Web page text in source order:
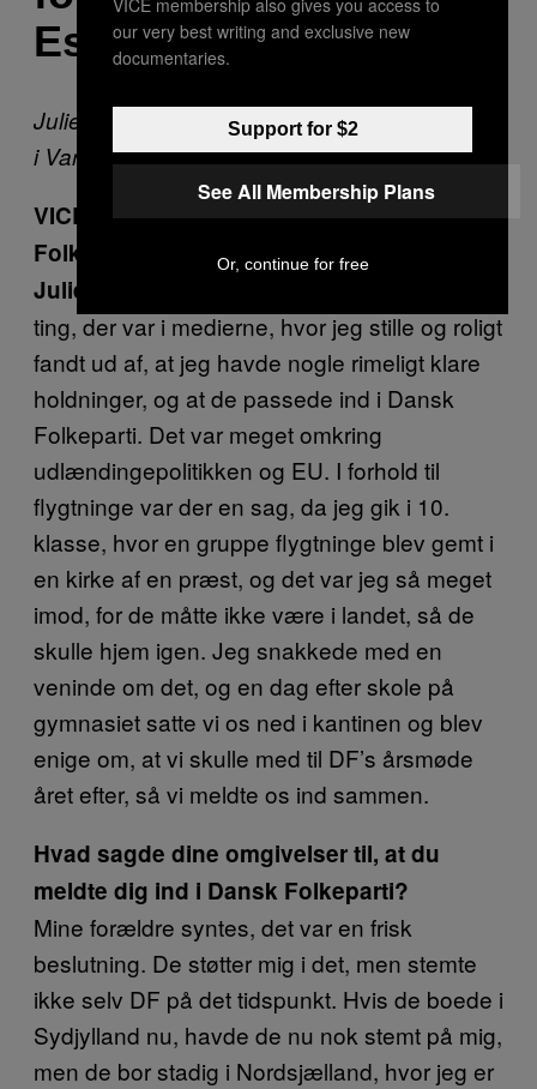
Esbjerg
Julie er 22 år, studerercand.merc.aud. og bor
i Varde.
VICE: Hvorfor meldte du dig ind i Dansk
Folkeparti?
Julie:
ting, der var i medierne, hvor jeg stille og roligt
fandt ud af, at jeg havde nogle rimeligt klare
holdninger, og at de passede ind i Dansk
Folkeparti. Det var meget omkring
udlændingepolitikken og EU. I forhold til
flygtninge var der en sag, da jeg gik i 10.
klasse, hvor en gruppe flygtninge blev gemt i
en kirke af en præst, og det var jeg så meget
imod, for de måtte ikke være i landet, så de
skulle hjem igen. Jeg snakkede med en
veninde om det, og en dag efter skole på
gymnasiet satte vi os ned i kantinen og blev
enige om, at vi skulle med til DF’s årsmøde
året efter, så vi meldte os ind sammen.
Hvad sagde dine omgivelser til, at du
meldte dig ind i Dansk Folkeparti?
Mine forældre syntes, det var en frisk
beslutning. De støtter mig i det, men stemte
ikke selv DF på det tidspunkt. Hvis de boede i
Sydjylland nu, havde de nu nok stemt på mig,
men de bor stadig i Nordsjælland, hvor jeg er
our very best writing and exclusive new
documentaries.
Support for $2
See All Membership Plans
Or, continue for free